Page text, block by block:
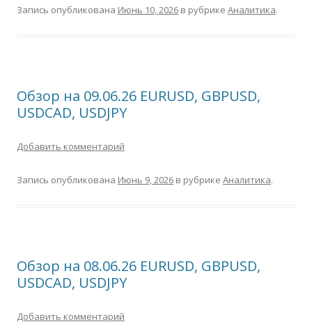
Запись опубликована Июнь 10, 2026 в рубрике Аналитика.
Обзор на 09.06.26 EURUSD, GBPUSD,
USDCAD, USDJPY
Добавить комментарий
Запись опубликована Июнь 9, 2026 в рубрике Аналитика.
Обзор на 08.06.26 EURUSD, GBPUSD,
USDCAD, USDJPY
Добавить комментарий